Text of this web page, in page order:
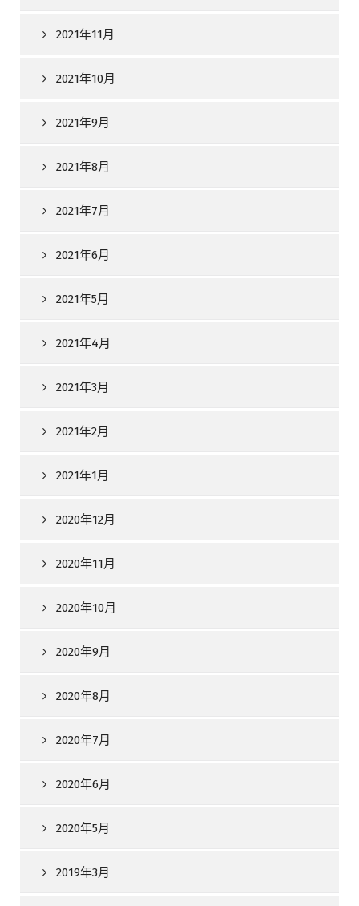
2021年11月
2021年10月
2021年9月
2021年8月
2021年7月
2021年6月
2021年5月
2021年4月
2021年3月
2021年2月
2021年1月
2020年12月
2020年11月
2020年10月
2020年9月
2020年8月
2020年7月
2020年6月
2020年5月
2019年3月